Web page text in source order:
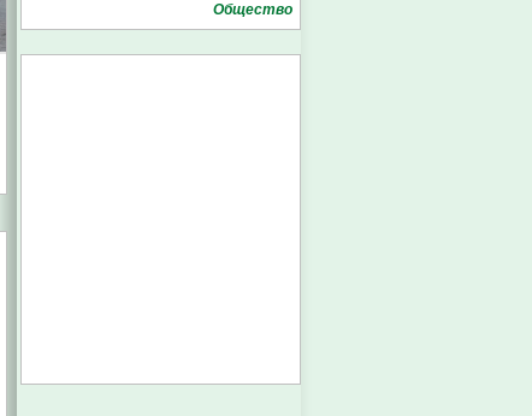
Общество